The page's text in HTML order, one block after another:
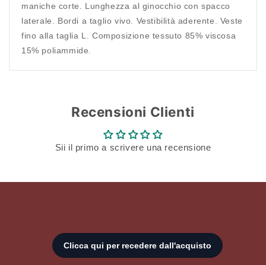
maniche corte. Lunghezza al ginocchio con spacco
laterale. Bordi a taglio vivo. Vestibilità aderente. Veste
fino alla taglia L. Composizione tessuto 85% viscosa
15% poliammide.
Recensioni Clienti
Sii il primo a scrivere una recensione
Accedi al tuo account per aggiungere prodotti alla
tua lista dei desideri e visualizzare gli articoli
salvati in precedenza.
Login